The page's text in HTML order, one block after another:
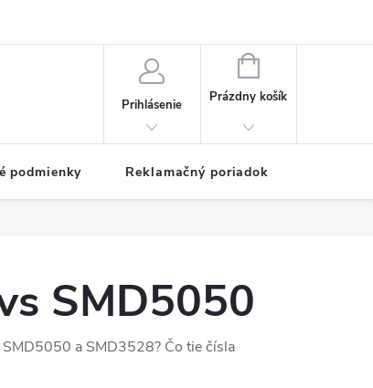
Prihlásenie
NÁKUPNÝ
KOŠÍK
Prázdny košík
podmienky Reklamačný poriadok
SMD5050
a SMD3528? Čo tie čísla